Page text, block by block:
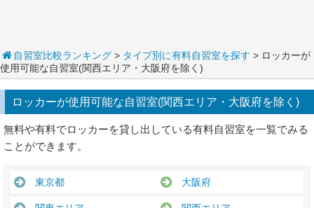
自習室比較ランキング > タイプ別に有料自習室を探す > ロッカーが
使用可能な自習室(関西エリア・大阪府を除く)
ロッカーが使用可能な自習室(関西エリア・大阪府を除く)
無料や有料でロッカーを貸し出している有料自習室を一覧でみる
ことができます。
東京都 大阪府